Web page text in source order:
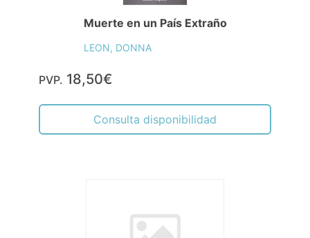
Muerte en un País Extraño
LEON, DONNA
PVP. 18,50€
Consulta disponibilidad